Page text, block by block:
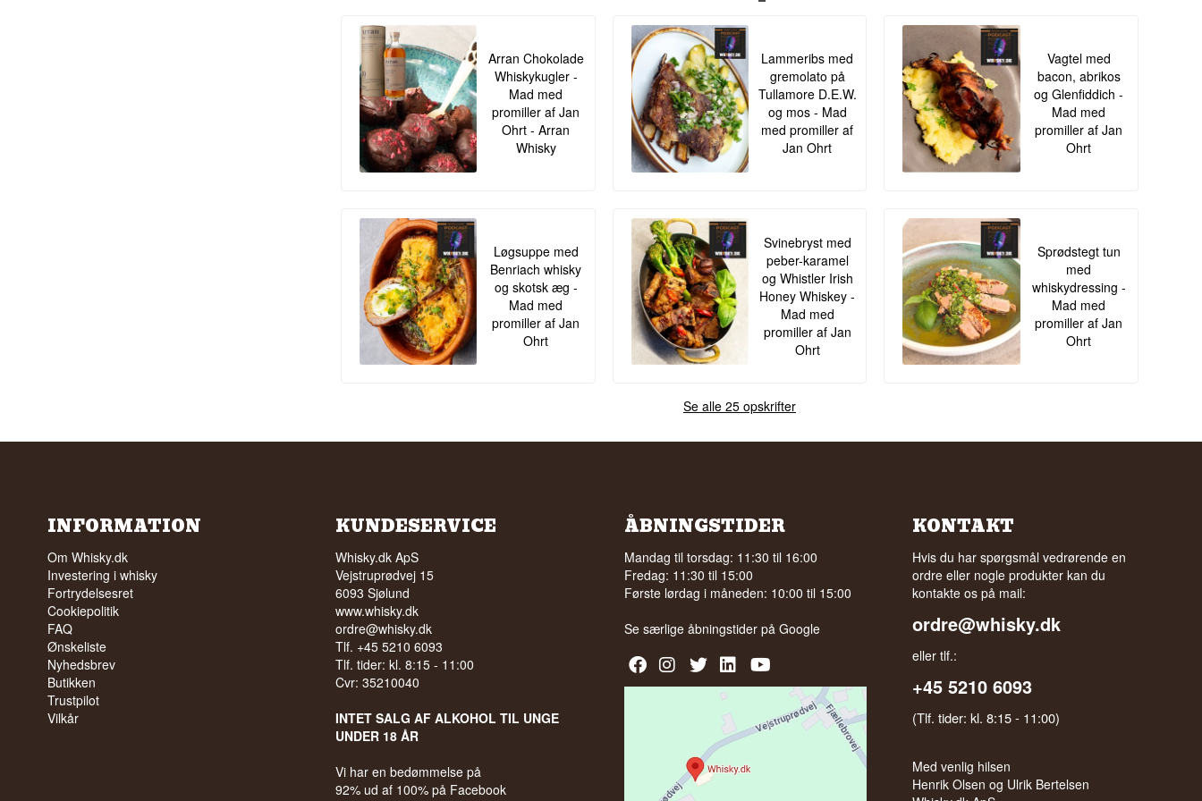
Arran Chokolade
Whiskykugler -
Mad med
promiller af Jan
Ohrt - Arran
Whisky
Lammeribs med
gremolato på
Tullamore D.E.W.
og mos - Mad
med promiller af
Jan Ohrt
Vagtel med
bacon, abrikos
og Glenfiddich -
Mad med
promiller af Jan
Ohrt
Løgsuppe med
Benriach whisky
og skotsk æg -
Mad med
promiller af Jan
Ohrt
Svinebryst med
peber-karamel
og Whistler Irish
Honey Whiskey -
Mad med
promiller af Jan
Ohrt
Sprødstegt tun
med
whiskydressing -
Mad med
promiller af Jan
Ohrt
Se alle 25 opskrifter
INFORMATION
Om Whisky.dk
Investering i whisky
Fortrydelsesret
Cookiepolitik
FAQ
Ønskeliste
Nyhedsbrev
Butikken
Trustpilot
Vilkår
KUNDESERVICE
Whisky.dk ApS
Vejstruprødvej 15
6093 Sjølund
www.whisky.dk
ordre@whisky.dk
Tlf. +45 5210 6093
Tlf. tider: kl. 8:15 - 11:00
Cvr: 35210040
INTET SALG AF ALKOHOL TIL UNGE
UNDER 18 ÅR
Vi har en bedømmelse på
92% ud af 100% på Facebook
ÅBNINGSTIDER
Mandag til torsdag: 11:30 til 16:00
Fredag: 11:30 til 15:00
Første lørdag i måneden: 10:00 til 15:00
Se særlige åbningstider på Google
KONTAKT
Hvis du har spørgsmål vedrørende en
ordre eller nogle produkter kan du
kontakte os på mail:
ordre@whisky.dk
eller tlf.:
+45 5210 6093
(Tlf. tider: kl. 8:15 - 11:00)
Med venlig hilsen
Henrik Olsen og Ulrik Bertelsen